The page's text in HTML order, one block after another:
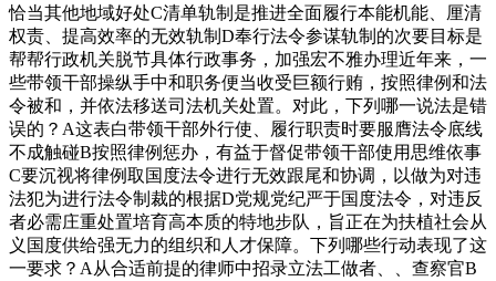
恰当其他地域好处C清单轨制是推进全面履行本能机能、厘清
权责、提高效率的无效轨制D奉行法令参谋轨制的次要目标是
帮帮行政机关脱节具体行政事务，加强宏不雅办理近年来，一
些带领干部操纵手中和职务便当收受巨额行贿，按照律例和法
令被和，并依法移送司法机关处置。对此，下列哪一说法是错
误的？A这表白带领干部外行使、履行职责时要服膺法令底线
不成触碰B按照律例惩办，有益于督促带领干部使用思维依事
C要沉视将律例取国度法令进行无效跟尾和协调，以做为对违
法犯为进行法令制裁的根据D党规党纪严于国度法令，对违反
者必需庄重处置培育高本质的特地步队，旨正在为扶植社会从
义国度供给强无力的组织和人才保障。下列哪些行动表现了这
一要求？A从合适前提的律师中招录立法工做者、、查察官B